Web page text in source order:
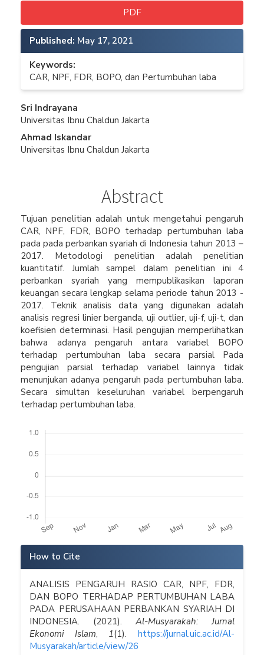
PDF
Published: May 17, 2021
Keywords:
CAR, NPF, FDR, BOPO, dan Pertumbuhan laba
Main
Article
Content
Sri Indrayana
Universitas Ibnu Chaldun Jakarta
Ahmad Iskandar
Universitas Ibnu Chaldun Jakarta
Abstract
Tujuan penelitian adalah untuk mengetahui pengaruh
CAR, NPF, FDR, BOPO terhadap pertumbuhan laba
pada pada perbankan syariah di Indonesia tahun 2013 –
2017. Metodologi penelitian adalah penelitian
kuantitatif. Jumlah sampel dalam penelitian ini 4
perbankan syariah yang mempublikasikan laporan
keuangan secara lengkap selama periode tahun 2013 -
2017. Teknik analisis data yang digunakan adalah
analisis regresi linier berganda, uji outlier, uji-f, uji-t, dan
koefisien determinasi. Hasil pengujian memperlihatkan
bahwa adanya pengaruh antara variabel BOPO
terhadap pertumbuhan laba secara parsial Pada
pengujian parsial terhadap variabel lainnya tidak
menunjukan adanya pengaruh pada pertumbuhan laba.
Secara simultan keseluruhan variabel berpengaruh
terhadap pertumbuhan laba.
Article
Details
How to Cite
ANALISIS PENGARUH RASIO CAR, NPF, FDR,
DAN BOPO TERHADAP PERTUMBUHAN LABA
PADA PERUSAHAAN PERBANKAN SYARIAH DI
INDONESIA. (2021). Al-Musyarakah: Jurnal
Ekonomi Islam, 1(1).https://jurnal.uic.ac.id/Al-
Musyarakah/article/view/26